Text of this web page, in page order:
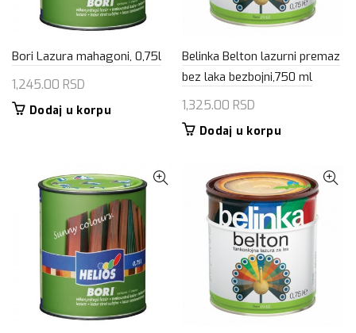
Bori Lazura mahagoni, 0,75l
1,245.00 RSD
Dodaj u korpu
Belinka Belton lazurni premaz
bez laka bezbojni,750 ml
1,325.00 RSD
Dodaj u korpu